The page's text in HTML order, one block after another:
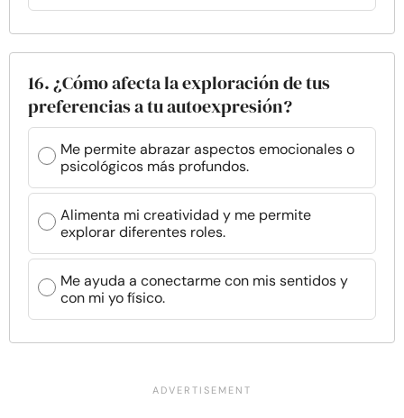
16. ¿Cómo afecta la exploración de tus
preferencias a tu autoexpresión?
Me permite abrazar aspectos emocionales o
psicológicos más profundos.
Alimenta mi creatividad y me permite
explorar diferentes roles.
Me ayuda a conectarme con mis sentidos y
con mi yo físico.